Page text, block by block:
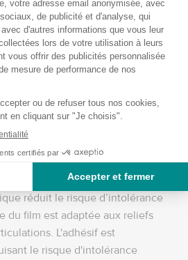
d'infection secondaire et de
la vapeur d'eau permet à la plaie
de respirer, minimise le risque
de laisser le pansement en place
longtemps qu’un pansement
diminue la formation post-
réduit le risque d’intolérance
du film est adaptée aux reliefs
L'adhésif est
le risque d'intolérance